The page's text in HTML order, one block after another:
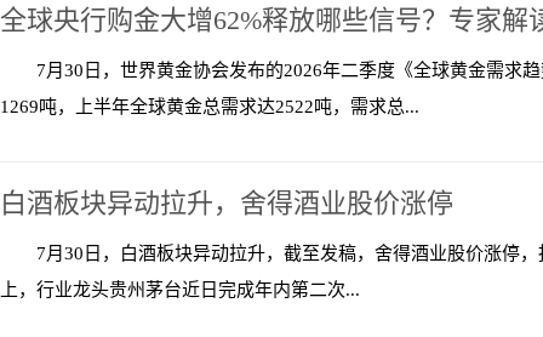
全球央行购金大增62%释放哪些信号？专家解
7月30日，世界黄金协会发布的2026年二季度《全球黄金需求
1269吨，上半年全球黄金总需求达2522吨，需求总...
白酒板块异动拉升，舍得酒业股价涨停
7月30日，白酒板块异动拉升，截至发稿，舍得酒业股价涨停
上，行业龙头贵州茅台近日完成年内第二次...